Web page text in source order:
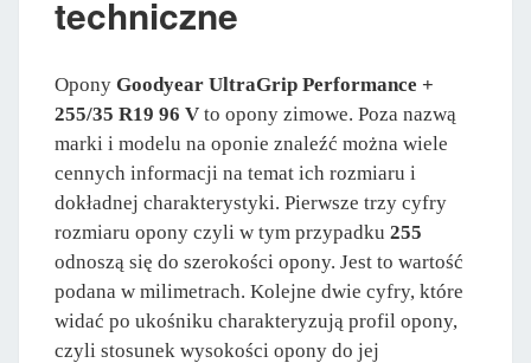
techniczne
Opony Goodyear UltraGrip Performance +
255/35 R19 96 V to opony zimowe. Poza nazwą
marki i modelu na oponie znaleźć można wiele
cennych informacji na temat ich rozmiaru i
dokładnej charakterystyki. Pierwsze trzy cyfry
rozmiaru opony czyli w tym przypadku 255
odnoszą się do szerokości opony. Jest to wartość
podana w milimetrach. Kolejne dwie cyfry, które
widać po ukośniku charakteryzują profil opony,
czyli stosunek wysokości opony do jej